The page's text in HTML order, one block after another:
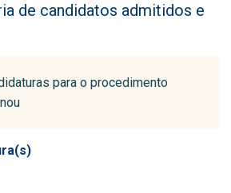
de candidatos admitidos e
para o procedimento